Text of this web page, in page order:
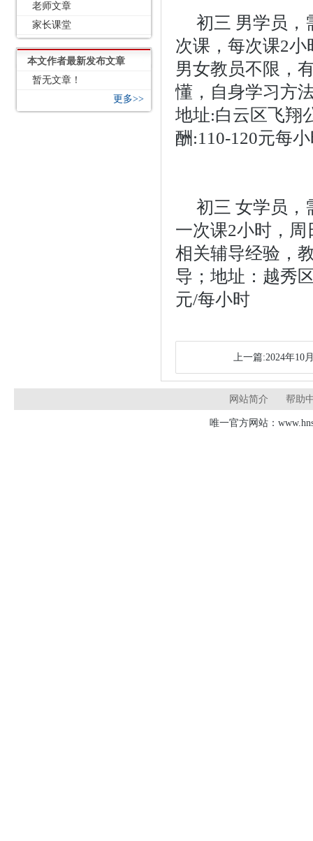
老师文章
家长课堂
本文作者最新发布文章
暂无文章！
更多>>
初三 男学员，
次课，每次课2
男女教员不限，
懂，自身学习方
地址:白云区飞翔
酬:110-120元每
初三 女学员，
一次课2小时，
相关辅导经验，
导；地址：越秀
元/每小时
上一篇:2024年10
网站简介 帮助
唯一官方网站：